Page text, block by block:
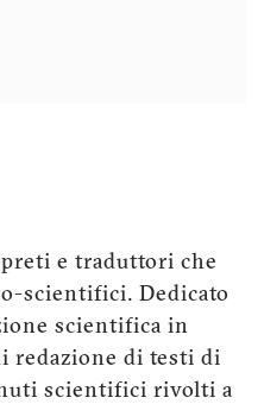
e traduttori che
scientifici. Dedicato
scientifica in
redazione di testi di
scientifici rivolti a